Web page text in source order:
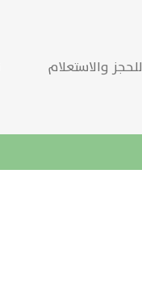
للحجز والاستعلام